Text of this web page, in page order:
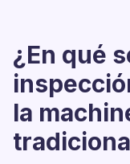
¿En qué
la